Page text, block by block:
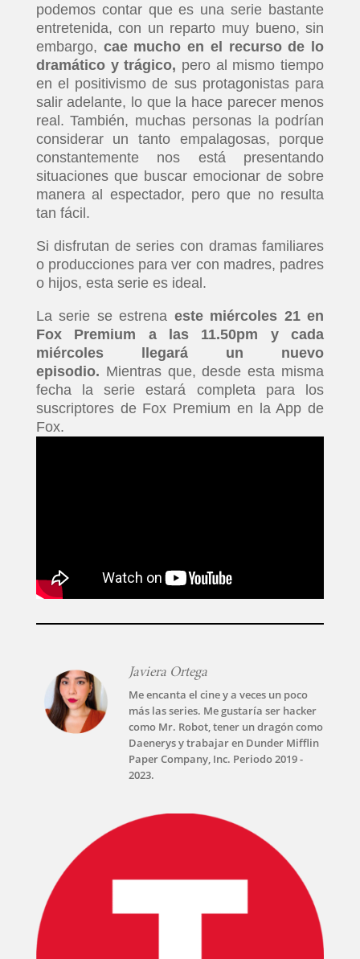
podemos contar que es una serie bastante
entretenida, con un reparto muy bueno, sin
embargo, cae mucho en el recurso de lo
dramático y trágico, pero al mismo tiempo
en el positivismo de sus protagonistas para
salir adelante, lo que la hace parecer menos
real. También, muchas personas la podrían
considerar un tanto empalagosas, porque
constantemente nos está presentando
situaciones que buscar emocionar de sobre
manera al espectador, pero que no resulta
tan fácil.
Si disfrutan de series con dramas familiares
o producciones para ver con madres, padres
o hijos, esta serie es ideal.
La serie se estrena este miércoles 21 en
Fox Premium a las 11.50pm y cada
miércoles llegará un nuevo
episodio. Mientras que, desde esta misma
fecha la serie estará completa para los
suscriptores de Fox Premium en la App de
Fox.
Javiera Ortega
Me encanta el cine y a veces un poco
más las series. Me gustaría ser hacker
como Mr. Robot, tener un dragón como
Daenerys y trabajar en Dunder Mifflin
Paper Company, Inc. Periodo 2019 -
2023.